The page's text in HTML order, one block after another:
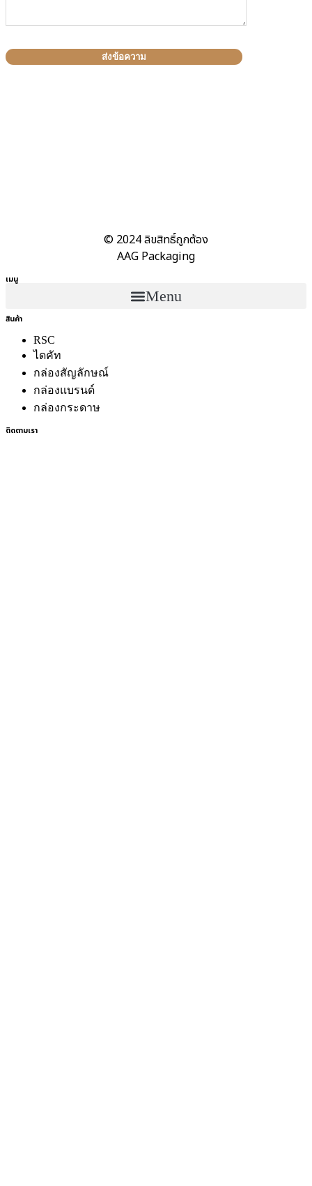
© 2024ลิขสิทธิ์ถูกต้อง
AAG Packaging
เมนู
Menu
สินค้า
RSC
ไดคัท
กล่องสัญลักษณ์
กล่องแบรนด์
กล่องกระดาษ
ติดตามเรา